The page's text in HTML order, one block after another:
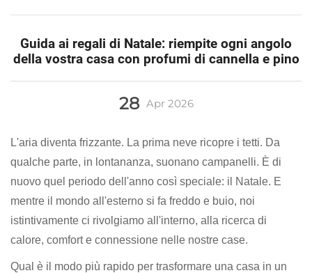
Guida ai regali di Natale: riempite ogni angolo
della vostra casa con profumi di cannella e pino
28 Apr 2026
L'aria diventa frizzante. La prima neve ricopre i tetti. Da
qualche parte, in lontananza, suonano campanelli. È di
nuovo quel periodo dell'anno così speciale: il Natale. E
mentre il mondo all'esterno si fa freddo e buio, noi
istintivamente ci rivolgiamo all'interno, alla ricerca di
calore, comfort e connessione nelle nostre case.
Qual è il modo più rapido per trasformare una casa in un